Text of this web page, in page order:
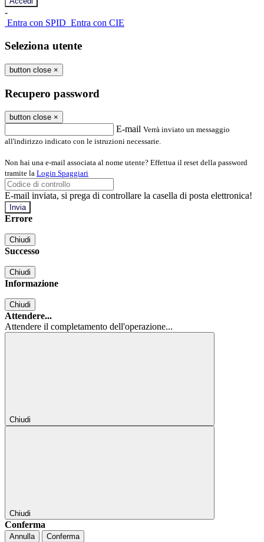
-
Entra con SPID Entra con CIE
Seleziona utente
button close ×
Recupero password
button close ×
E-mail Verrà inviato un messaggio
all'indirizzo indicato con le istruzioni necessarie.
Non hai una e-mail associata al nome utente? Effettua il reset della password
tramite la Login Spaggiari
E-mail inviata, si prega di controllare la casella di posta elettronica!
Errore
Chiudi
Successo
Chiudi
Informazione
Chiudi
Attendere...
Attendere il completamento dell'operazione...
Chiudi
Chiudi
Conferma
Annulla Conferma